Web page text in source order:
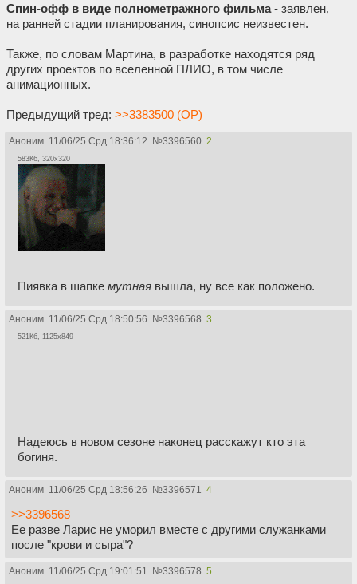
Спин-офф в виде полнометражного фильма- заявлен,
на ранней стадии планирования, синопсис неизвестен.
Также, по словам Мартина, в разработке находятся ряд
других проектов по вселенной ПЛИО, в том числе
анимационных.
Предыдущий тред: >>3383500 (OP)
Аноним 11/06/25 Срд 18:36:12 №3396560 2
583Кб, 320x320
Пиявка в шапке мутная вышла, ну все как положено.
Аноним 11/06/25 Срд 18:50:56 №3396568 3
521Кб, 1125x849
Надеюсь в новом сезоне наконец расскажут кто эта
богиня.
Аноним 11/06/25 Срд 18:56:26 №3396571 4
>>3396568
Ее разве Ларис не уморил вместе с другими служанками
после "крови и сыра"?
Аноним 11/06/25 Срд 19:01:51 №3396578 5